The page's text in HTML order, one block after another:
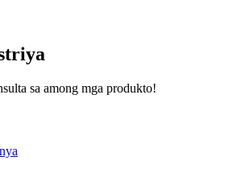
sa among mga produkto!